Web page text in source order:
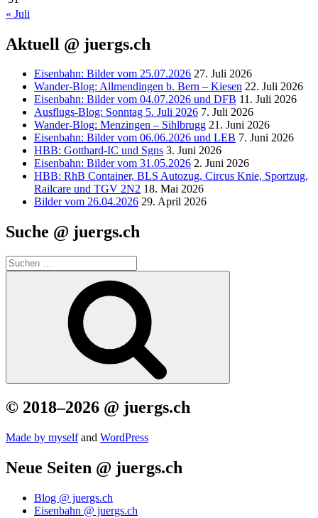
« Juli
Aktuell @ juergs.ch
Eisenbahn: Bilder vom 25.07.2026 27. Juli 2026
Wander-Blog: Allmendingen b. Bern – Kiesen 22. Juli 2026
Eisenbahn: Bilder vom 04.07.2026 und DFB 11. Juli 2026
Ausflugs-Blog: Sonntag 5. Juli 2026 7. Juli 2026
Wander-Blog: Menzingen – Sihlbrugg 21. Juni 2026
Eisenbahn: Bilder vom 06.06.2026 und LEB 7. Juni 2026
HBB: Gotthard-IC und Sgns 3. Juni 2026
Eisenbahn: Bilder vom 31.05.2026 2. Juni 2026
HBB: RhB Container, BLS Autozug, Circus Knie, Sportzug,
Railcare und TGV 2N2 18. Mai 2026
Bilder vom 26.04.2026 29. April 2026
Suche @ juergs.ch
Suchen
nach:
© 2018–2026 @ juergs.ch
Made by mys­elfand Word­Press
Neue Seiten @ juergs.ch
Blog @ juergs.ch
Eisenbahn @ juergs.ch